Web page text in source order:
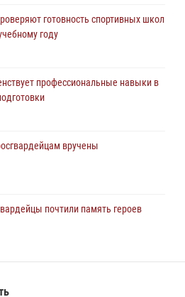
готовность спортивных школ
году
профессиональные навыки в
вручены
почтили память героев
в эфире радио «России - Белгород»